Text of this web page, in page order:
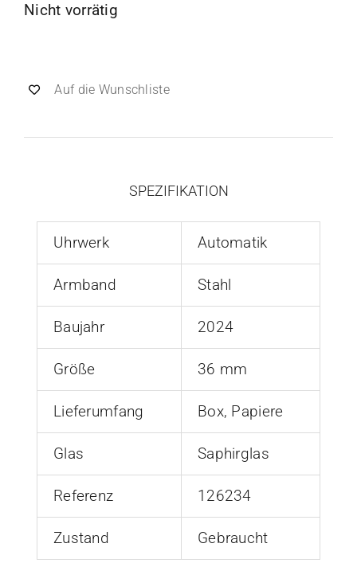
Nicht vorrätig
Auf die Wunschliste
SPEZIFIKATION
Uhrwerk Automatik
Armband Stahl
Baujahr 2024
Größe 36 mm
Lieferumfang Box, Papiere
Glas Saphirglas
Referenz 126234
Zustand Gebraucht